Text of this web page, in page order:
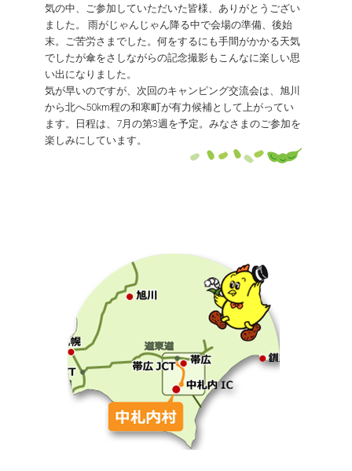
気の中、ご参加していただいた皆様、ありがとうござい
ました。 雨がじゃんじゃん降る中で会場の準備、後始
末。ご苦労さまでした。何をするにも手間がかかる天気
でしたが傘をさしながらの記念撮影もこんなに楽しい思
い出になりました。
気が早いのですが、次回のキャンピング交流会は、旭川
から北へ50km程の和寒町が有力候補として上がってい
ます。日程は、7月の第3週を予定。みなさまのご参加を
楽しみにしています。